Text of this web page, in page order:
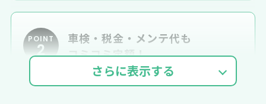
POINT
2
車検・税金・メンテ代も
コミコミ定額！